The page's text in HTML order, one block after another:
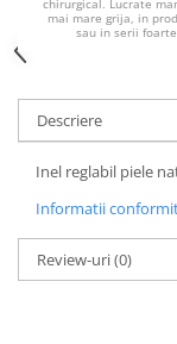
chirurgical. Lucrate
mai mare grija, in
sau in serii
Descriere
Inel reglabil piele
Informatii
Review-uri(0)